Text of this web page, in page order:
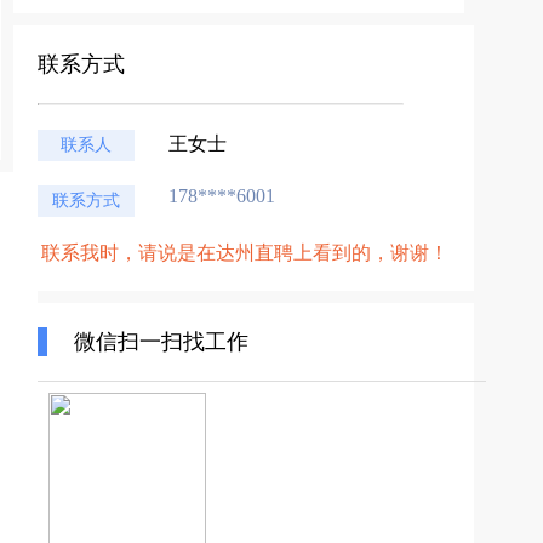
联系方式
联系人 王女士
联系方式 178****6001
联系我时，请说是在达州直聘上看到的，谢谢！
微信扫一扫找工作